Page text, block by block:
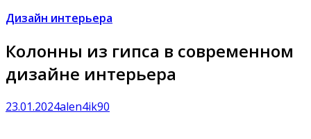
Дизайн интерьера
Колонны из гипса в современном
дизайне интерьера
23.01.2024alen4ik90